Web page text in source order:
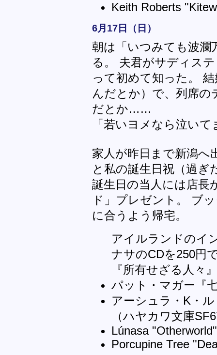
Keith Roberts
6月17日（日）
朝は「いつみても波瀾
る。 夫君がサディス
って初めて知った。
んだとか）で、列席の
だとか……
「若いヨメなら泣い
家人が昨日まで新潟へ
と私の誕生日祝（過ぎ
誕生日の当人には店長
ド」プレゼント。 ブ
に合うよう帰宅。
アイルランドのイ
ナサのCDを250円
『所有せざる人々
パット・マガー『
アーシュラ・K・
（ハヤカワ文庫
Lúnasa
Porcupine Tree